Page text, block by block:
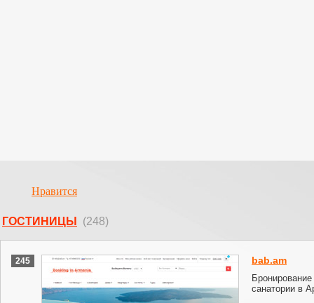
Нравится
ГОСТИНИЦЫ (248)
245 bab.am
санатории в